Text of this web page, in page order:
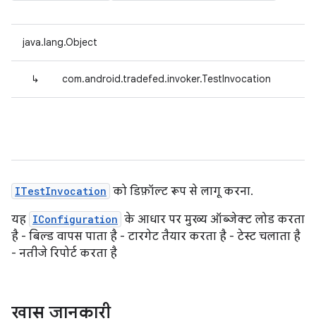
java.lang.Object
↳ com.android.tradefed.invoker.TestInvocation
ITestInvocation को डिफ़ॉल्ट रूप से लागू करना.
यह IConfiguration के आधार पर मुख्य ऑब्जेक्ट लोड करता
है - बिल्ड वापस पाता है - टारगेट तैयार करता है - टेस्ट चलाता है
- नतीजे रिपोर्ट करता है
खास जानकारी